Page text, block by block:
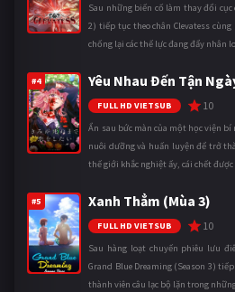
Sau những biến cố làm thay đổi cục
2) tiếp tục theo chân Clevatess
chống lại các thế lực đang đẩy nhân
#4 Yêu Nhau Đến Tận
FULL HD VIETSUB 10
Ẩn sau bức màn của một học viện
nuôi dưỡng và huấn luyện để trở
thế giới khắc nghiệt ấy, cái chết
#5 Xanh Thẳm (Mùa 3)
FULL HD VIETSUB 10
Sau hàng loạt chuyến phiêu lưu
Grand Blue Dreaming (Season 3)
thành viên câu lạc bộ lặn trong